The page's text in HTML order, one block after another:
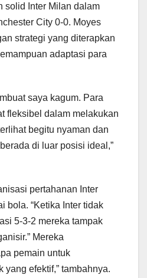
solid Inter Milan dalam
City 0-0. Moyes
strategi yang diterapkan
adaptasi para
saya kagum. Para
fleksibel dalam melakukan
begitu nyaman dan
di luar posisi ideal,”
pertahanan Inter
bola. “Ketika Inter tidak
5-3-2 mereka tampak
Mereka
pemain untuk
yang efektif,” tambahnya.